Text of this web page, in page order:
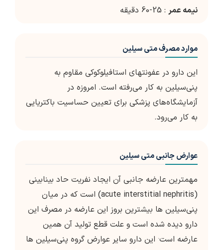
نیمه عمر : 25-60 دقیقه
موارد مصرف متی سیلین
این دارو در عفونتهای استافیلوکوکی مقاوم به
پنی‌سیلین به کار می‌رفته است. امروزه در
آزمایشگاه‌های پزشکی برای تعیین حساسیت باکتریایی
به کار می‌رود.
عوارض جانبی متی سیلین
مهمترین عارضه جانبی آن ایجاد نفریت حاد بینابینی
(acute interstitial nephritis) است که در میان
پنی‌سیلین ها بیشترین بروز این عارضه در مصرف این
دارو دیده شده است و علت قطع تولید آن همین
عارضه است. این دارو سایر عوارض گروه پنی‌سیلین ها